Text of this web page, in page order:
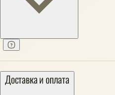
Доставка и оплата